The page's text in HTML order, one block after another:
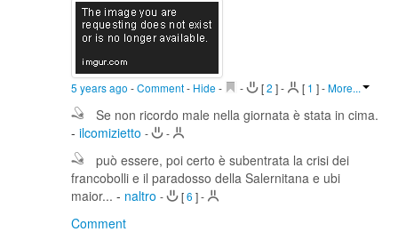
5 years ago -Comment- Hide - - [2 ]- [ 1 ]-More...
Se non ricordo male nella giornata è stata in cima.
- ilcomizietto - -
può essere, poi certo è subentrata la crisi dei
francobolli e il paradosso della Salernitana e ubi
maior... - naltro - [6 ]-
Comment